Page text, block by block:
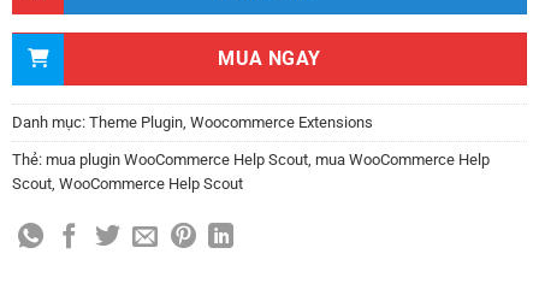
MUA NGAY
Danh mục: Theme Plugin, Woocommerce Extensions
Thẻ: mua plugin WooCommerce Help Scout, mua WooCommerce Help
Scout, WooCommerce Help Scout